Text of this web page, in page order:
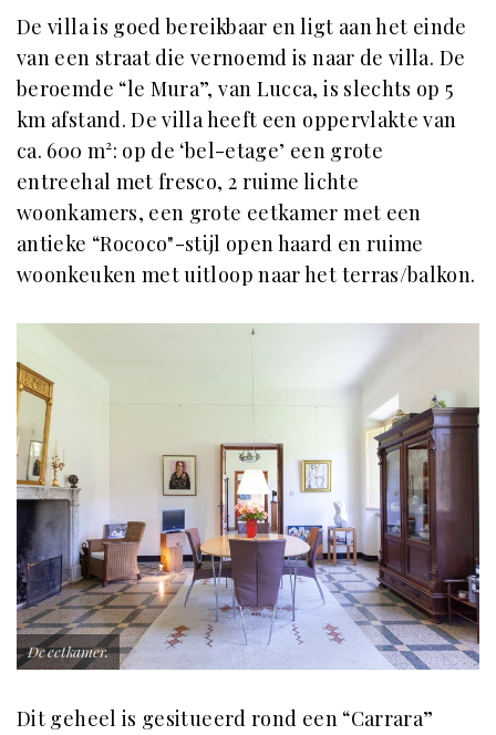
De villa is goed bereikbaar en ligt aan het einde
van een straat die vernoemd is naar de villa. De
beroemde “le Mura”, van Lucca, is slechts op 5
km afstand. De villa heeft een oppervlakte van
ca. 600 m²: op de ‘bel-etage’ een grote
entreehal met fresco, 2 ruime lichte
woonkamers, een grote eetkamer met een
antieke “Rococo"-stijl open haard en ruime
woonkeuken met uitloop naar het terras/balkon.
De eetkamer.
Dit geheel is gesitueerd rond een “Carrara”